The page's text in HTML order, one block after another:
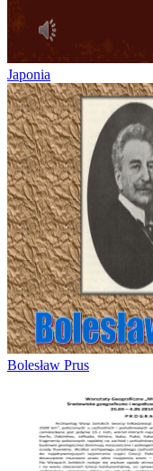
Japonia
Bolesław Prus